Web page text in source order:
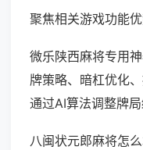
聚焦相关游戏功能优
微乐陕西麻将专用
牌策略、暗杠优化
通过AI算法调整牌局
八闽状元郎麻将怎